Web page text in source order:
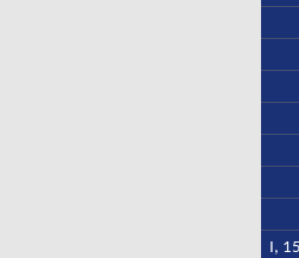
I,